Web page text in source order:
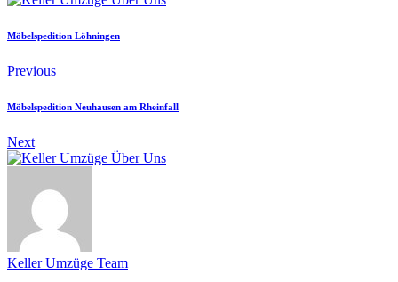
Möbelspedition Löhningen
Previous
Möbelspedition Neuhausen am Rheinfall
Next
Keller Umzüge Team